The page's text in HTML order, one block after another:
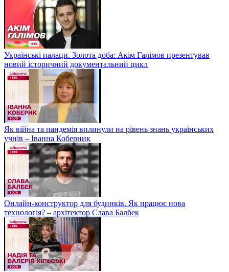
Українські палаци. Золота доба: Акім Галімов презентував
новий історичний документальний цикл
Як війна та пандемія вплинули на рівень знань українських
учнів – Іванна Коберник
Онлайн-конструктор для будинків. Як працює нова
технологія? – архітектор Слава Балбек